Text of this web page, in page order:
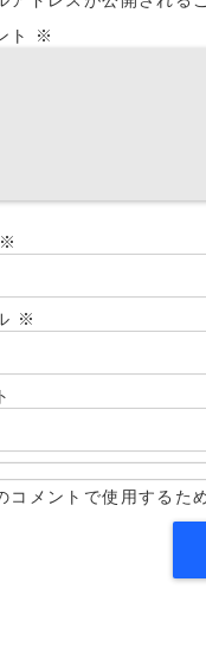
ト
※
※
※
コメントで使用するた